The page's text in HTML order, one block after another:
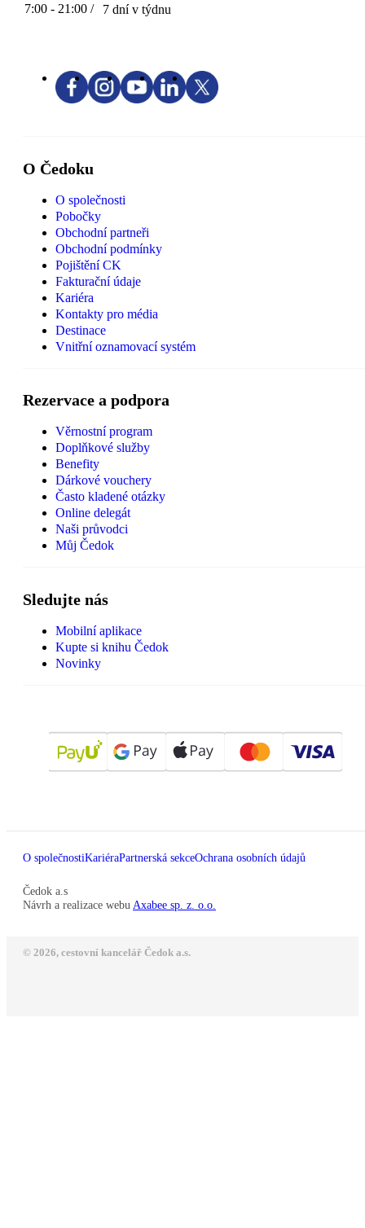
7:00 - 21:00 / 7 dní v týdnu
O Čedoku
O společnosti
Pobočky
Obchodní partneři
Obchodní podmínky
Pojištění CK
Fakturační údaje
Kariéra
Kontakty pro média
Destinace
Vnitřní oznamovací systém
Rezervace a podpora
Věrnostní program
Doplňkové služby
Benefity
Dárkové vouchery
Často kladené otázky
Online delegát
Naši průvodci
Můj Čedok
Sledujte nás
Mobilní aplikace
Kupte si knihu Čedok
Novinky
O společnostiKariéraPartnerská sekceOchrana osobních údajů
Čedok a.s
Návrh a realizace webu Axabee sp. z. o.o.
© 2026, cestovní kancelář Čedok a.s.